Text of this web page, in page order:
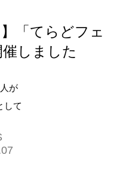
「てらどフェ
しました
が
して